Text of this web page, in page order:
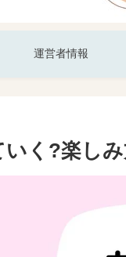
運営者情報
いく?楽し